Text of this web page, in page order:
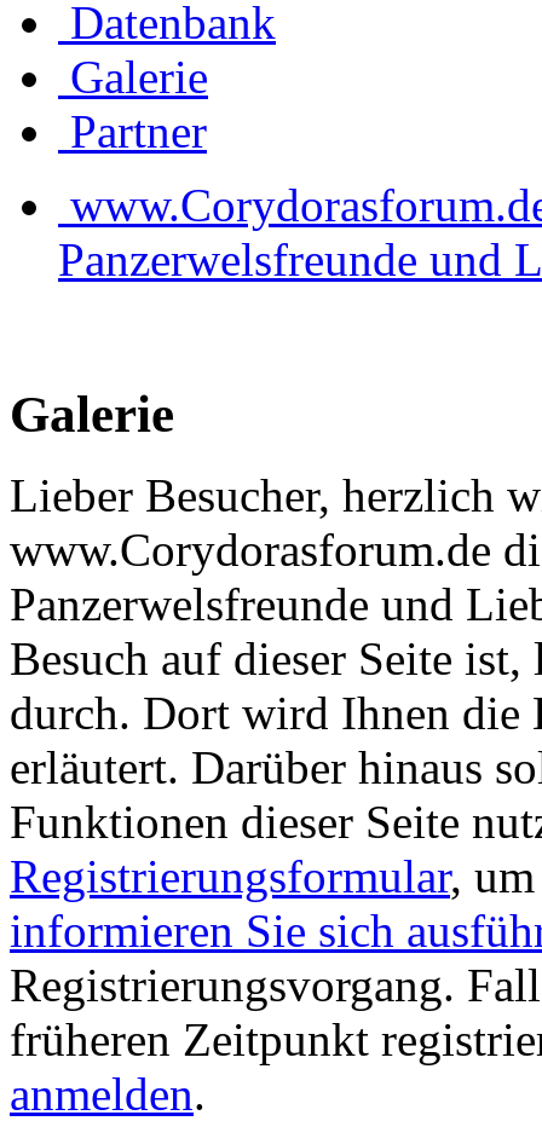
Datenbank
Galerie
Partner
Panzerwelsfreunde und
Galerie
Lieber Besucher, herzlich
www.Corydorasforum.de
Panzerwelsfreunde und
Besuch auf dieser Seite
durch. Dort wird Ihnen die
erläutert. Darüber hinaus
Funktionen dieser Seite
Registrierungsformular,
informieren Sie sich
Registrierungsvorgang.
früheren Zeitpunkt
anmelden.